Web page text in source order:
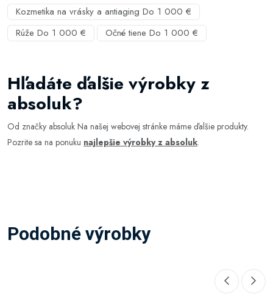
Kozmetika na vrásky a antiaging Do 1 000 €
Rúže Do 1 000 €
Očné tiene Do 1 000 €
Hľadáte ďalšie výrobky z
absoluk?
Od značky absoluk Na našej webovej stránke máme ďalšie produkty.
Pozrite sa na ponuku najlepšie výrobky z absoluk.
Podobné výrobky